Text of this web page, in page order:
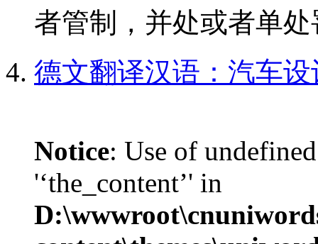
者管制，并处或者单
德文翻译汉语：汽车
Notice: Use of
'‘the_content’' in